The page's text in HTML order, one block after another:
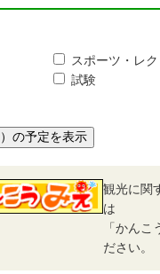
スポーツ・レ
試験
の予定を表示
観光に関
は
「かんこ
ださい。